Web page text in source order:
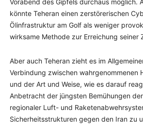
Vorabend des Gipfels durchaus möglich.
könnte Teheran einen zerstörerischen
Ölinfrastruktur am Golf als weniger
wirksame Methode zur Erreichung seiner
Aber auch Teheran zieht es im
Verbindung zwischen wahrgenommenen
und der Art und Weise, wie es darauf
Anbetracht der jüngsten Bemühungen
regionaler Luft- und
Sicherheitsstrukturen gegen den Iran zu